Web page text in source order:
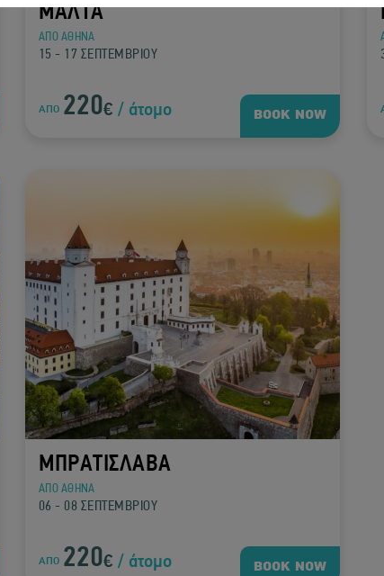
BOOK NOW
ΜΑΛΤΑ
ΑΠΟ ΑΘΗΝΑ
15 - 17 ΣΕΠΤΕΜΒΡΙΟΥ
ΑΠΟ 220€ / άτομο
BOOK NOW
ΜΠΡΑΤΙΣΛΑΒΑ
ΑΠΟ ΑΘΗΝΑ
06 - 08 ΣΕΠΤΕΜΒΡΙΟΥ
ΑΠΟ 220€ / άτομο